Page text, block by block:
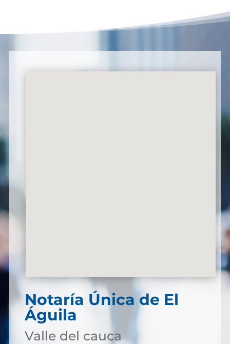
Notaría Única de El
Águila
Valle del cauca